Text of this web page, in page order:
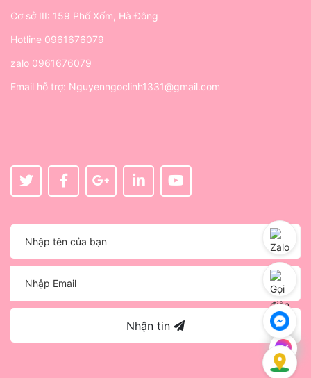
Cơ sở III: 159 Phố Xốm, Hà Đông
Hotline 0961676079
zalo 0961676079
Email hỗ trợ: Nguyenngoclinh1331@gmail.com
Nhận tin